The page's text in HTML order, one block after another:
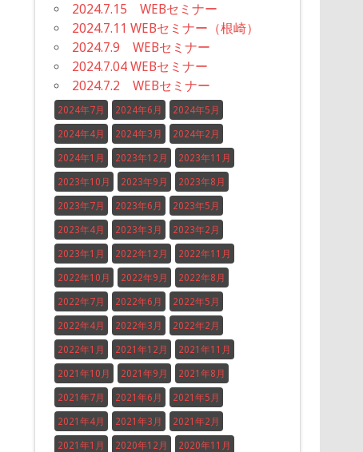
2024.7.15 WEBセミナー
2024.7.11 WEBセミナー（根崎）
2024.7.9 WEBセミナー
2024.7.04 WEBセミナー
2024.7.2 WEBセミナー
2024年7月 2024年6月 2024年5月
2024年4月 2024年3月 2024年2月
2024年1月 2023年12月 2023年11月
2023年10月 2023年9月 2023年8月
2023年7月 2023年6月 2023年5月
2023年4月 2023年3月 2023年2月
2023年1月 2022年12月 2022年11月
2022年10月 2022年9月 2022年8月
2022年7月 2022年6月 2022年5月
2022年4月 2022年3月 2022年2月
2022年1月 2021年12月 2021年11月
2021年10月 2021年9月 2021年8月
2021年7月 2021年6月 2021年5月
2021年4月 2021年3月 2021年2月
2021年1月 2020年12月 2020年11月